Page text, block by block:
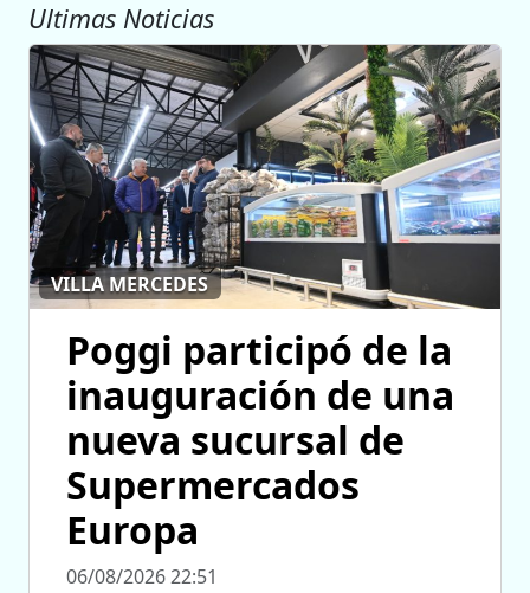
Ultimas Noticias
VILLA MERCEDES
Poggi participó de la
inauguración de una
nueva sucursal de
Supermercados
Europa
06/08/2026 22:51